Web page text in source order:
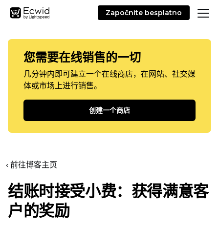
Započnite besplatno
您需要在线销售的一切
几分钟内即可建立一个在线商店，在网站、社交媒
体或市场上进行销售。
创建一个商店
‹ 前往博客主页
结账时接受小费：获得满意客
户的奖励